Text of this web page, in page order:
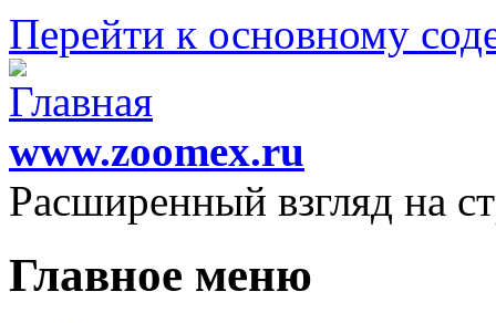
Перейти к основному
www.zoomex.ru
Расширенный взгляд на
Главное меню